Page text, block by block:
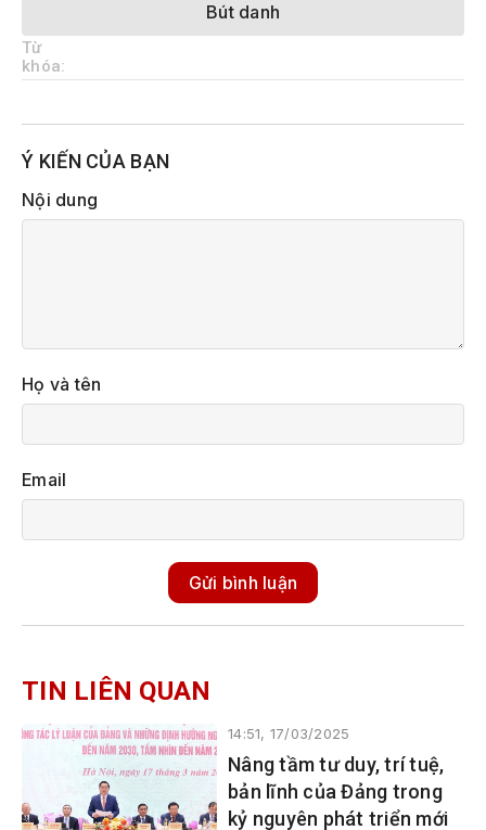
Bút danh
Từ
khóa:
Ý KIẾN CỦA BẠN
Nội dung
Họ và tên
Email
Gửi bình luận
TIN LIÊN QUAN
14:51, 17/03/2025
Nâng tầm tư duy, trí tuệ,
bản lĩnh của Đảng trong
kỷ nguyên phát triển mới